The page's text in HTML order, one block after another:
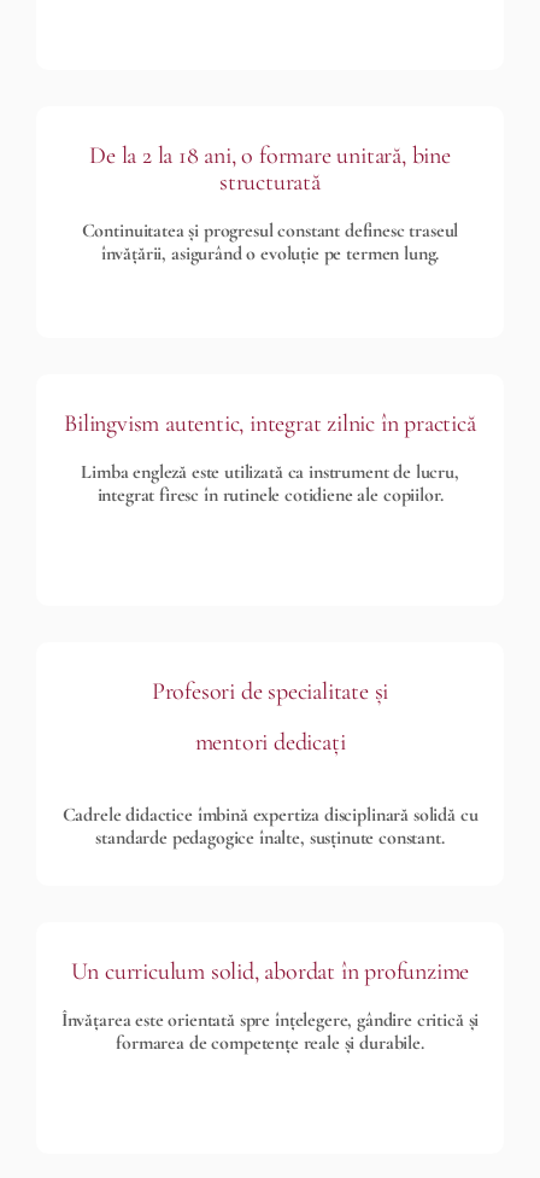
De la 2 la 18 ani, o formare unitară, bine
structurată
Continuitatea și progresul constant definesc traseul
învățării, asigurând o evoluție pe termen lung.
Bilingvism autentic, integrat zilnic în practică
Limba engleză este utilizată ca instrument de lucru,
integrat firesc în rutinele cotidiene ale copiilor.
Profesori de specialitate și
mentori dedicați
Cadrele didactice îmbină expertiza disciplinară solidă cu
standarde pedagogice înalte, susținute constant.
Un curriculum solid, abordat în profunzime
Învățarea este orientată spre înțelegere, gândire critică și
formarea de competențe reale și durabile.